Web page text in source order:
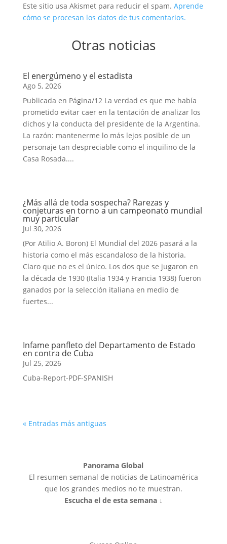
Este sitio usa Akismet para reducir el spam. Aprende
cómo se procesan los datos de tus comentarios.
Otras noticias
El energúmeno y el estadista
Ago 5, 2026
Publicada en Página/12 La verdad es que me había
prometido evitar caer en la tentación de analizar los
dichos y la conducta del presidente de la Argentina.
La razón: mantenerme lo más lejos posible de un
personaje tan despreciable como el inquilino de la
Casa Rosada....
¿Más allá de toda sospecha? Rarezas y
conjeturas en torno a un campeonato mundial
muy particular
Jul 30, 2026
(Por Atilio A. Boron) El Mundial del 2026 pasará a la
historia como el más escandaloso de la historia.
Claro que no es el único. Los dos que se jugaron en
la década de 1930 (Italia 1934 y Francia 1938) fueron
ganados por la selección italiana en medio de
fuertes...
Infame panfleto del Departamento de Estado
en contra de Cuba
Jul 25, 2026
Cuba-Report-PDF-SPANISH
« Entradas más antiguas
Panorama Global
El resumen semanal de noticias de Latinoamérica
que los grandes medios no te muestran.
Escucha el de esta semana ↓